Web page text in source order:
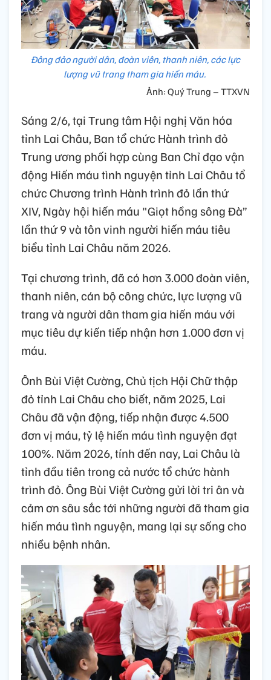
Đông đảo người dân, đoàn viên, thanh niên, các lực
lượng vũ trang tham gia hiến máu.
Ảnh: Quý Trung – TTXVN
Sáng 2/6, tại Trung tâm Hội nghị Văn hóa
tỉnh Lai Châu, Ban tổ chức Hành trình đỏ
Trung ương phối hợp cùng Ban Chỉ đạo vận
động Hiến máu tình nguyện tỉnh Lai Châu tổ
chức Chương trình Hành trình đỏ lần thứ
XIV, Ngày hội hiến máu "Giọt hồng sông Đà”
lần thứ 9 và tôn vinh người hiến máu tiêu
biểu tỉnh Lai Châu năm 2026.
Tại chương trình, đã có hơn 3.000 đoàn viên,
thanh niên, cán bộ công chức, lực lượng vũ
trang và người dân tham gia hiến máu với
mục tiêu dự kiến tiếp nhận hơn 1.000 đơn vị
máu.
Ônh Bùi Việt Cường, Chủ tịch Hội Chữ thập
đỏ tỉnh Lai Châu cho biết, năm 2025, Lai
Châu đã vận động, tiếp nhận được 4.500
đơn vị máu, tỷ lệ hiến máu tình nguyện đạt
100%. Năm 2026, tính đến nay, Lai Châu là
tỉnh đầu tiên trong cả nước tổ chức hành
trình đỏ. Ông Bùi Việt Cường gửi lời tri ân và
cảm ơn sâu sắc tới những người đã tham gia
hiến máu tình nguyện, mang lại sự sống cho
nhiều bệnh nhân.